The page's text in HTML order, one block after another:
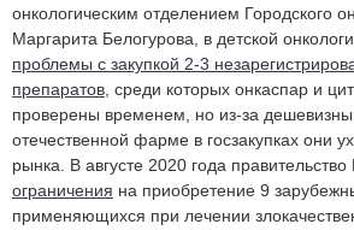
онкологическим отделением Городского
Маргарита Белогурова, в детской
проблемы с закупкой 2-3
препаратов , среди которых онкаспар и
проверены временем, но из-за дешевизны
отечественной фарме в госзакупках они
рынка. В августе 2020 года
ограничения на приобретение 9
применяющихся при лечении